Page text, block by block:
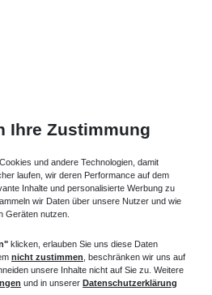
Ihre Zustimmung
und andere Technologien, damit
laufen, wir deren Performance auf dem
Inhalte und personalisierte Werbung zu
wir Daten über unsere Nutzer und wie
Geräten nutzen.
klicken, erlauben Sie uns diese Daten
nicht zustimmen , beschränken wir uns auf
unsere Inhalte nicht auf Sie zu. Weitere
und in unserer Datenschutzerklärung